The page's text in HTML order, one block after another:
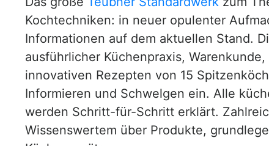
Kochtechniken: in neuer opulenter
Informationen auf dem aktuellen Stand.
ausführlicher Küchenpraxis,
innovativen Rezepten von 15
Informieren und Schwelgen ein. Alle
werden Schritt-für-Schritt erklärt.
Wissenswertem über Produkte,